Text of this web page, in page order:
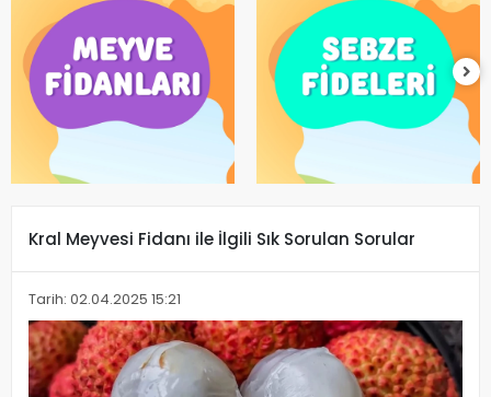
Kral Meyvesi Fidanı ile İlgili Sık Sorulan Sorular
Tarih: 02.04.2025 15:21